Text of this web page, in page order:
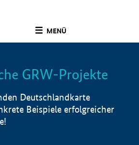
MENÜ
Info
GRW-Projekte
Deutschlandkarte
Beispiele erfolgreicher